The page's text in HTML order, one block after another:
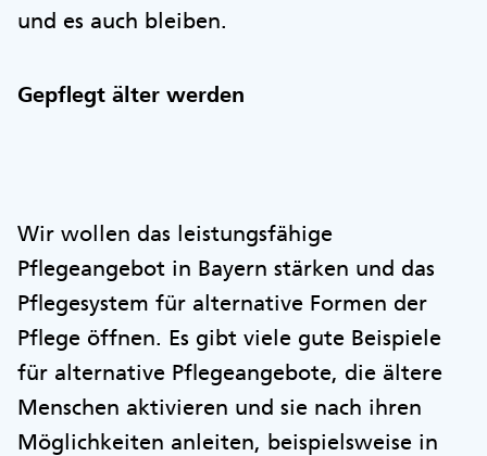
und es auch bleiben.
Gepflegt älter werden
Wir wollen das leistungsfähige
Pflegeangebot in Bayern stärken und das
Pflegesystem für alternative Formen der
Pflege öffnen. Es gibt viele gute Beispiele
für alternative Pflegeangebote, die ältere
Menschen aktivieren und sie nach ihren
Möglichkeiten anleiten, beispielsweise in